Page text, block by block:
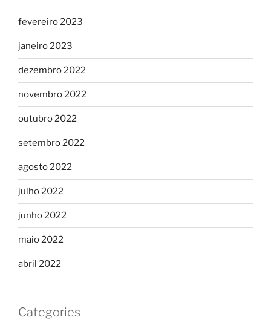
fevereiro 2023
janeiro 2023
dezembro 2022
novembro 2022
outubro 2022
setembro 2022
agosto 2022
julho 2022
junho 2022
maio 2022
abril 2022
Categories